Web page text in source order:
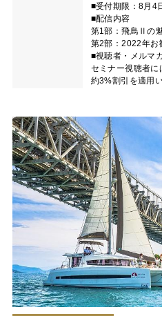
■受付期限：8月4
■配信内容
第1部：飛鳥Ⅱの
第2部：2022年お
■視聴者・メルマ
セミナー視聴者
約3%割引を適用